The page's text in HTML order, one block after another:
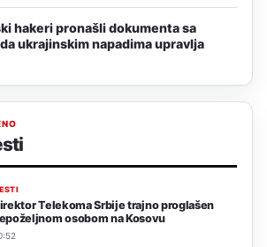
hakeri pronašli dokumenta sa
ukrajinskim napadima upravlja
Telekoma Srbije trajno proglašen
osobom na Kosovu